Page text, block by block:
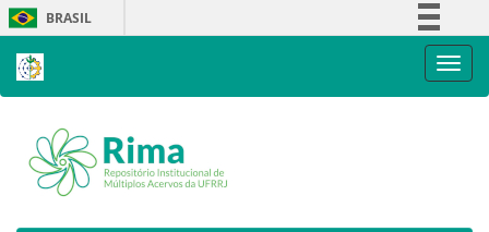
Skip
navigation
BRASIL